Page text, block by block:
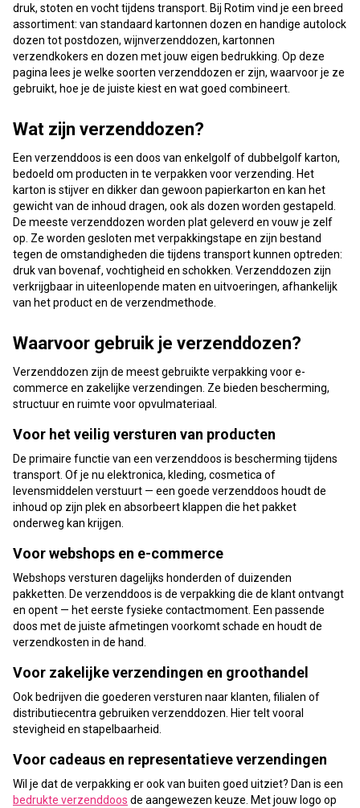
druk, stoten en vocht tijdens transport. Bij Rotim vind je een breed
assortiment: van standaard kartonnen dozen en handige autolock
dozen tot postdozen, wijnverzenddozen, kartonnen
verzendkokers en dozen met jouw eigen bedrukking. Op deze
pagina lees je welke soorten verzenddozen er zijn, waarvoor je ze
gebruikt, hoe je de juiste kiest en wat goed combineert.
Wat zijn verzenddozen?
Een verzenddoos is een doos van enkelgolf of dubbelgolf karton,
bedoeld om producten in te verpakken voor verzending. Het
karton is stijver en dikker dan gewoon papierkarton en kan het
gewicht van de inhoud dragen, ook als dozen worden gestapeld.
De meeste verzenddozen worden plat geleverd en vouw je zelf
op. Ze worden gesloten met verpakkingstape en zijn bestand
tegen de omstandigheden die tijdens transport kunnen optreden:
druk van bovenaf, vochtigheid en schokken. Verzenddozen zijn
verkrijgbaar in uiteenlopende maten en uitvoeringen, afhankelijk
van het product en de verzendmethode.
Waarvoor gebruik je verzenddozen?
Verzenddozen zijn de meest gebruikte verpakking voor e-
commerce en zakelijke verzendingen. Ze bieden bescherming,
structuur en ruimte voor opvulmateriaal.
Voor het veilig versturen van producten
De primaire functie van een verzenddoos is bescherming tijdens
transport. Of je nu elektronica, kleding, cosmetica of
levensmiddelen verstuurt — een goede verzenddoos houdt de
inhoud op zijn plek en absorbeert klappen die het pakket
onderweg kan krijgen.
Voor webshops en e-commerce
Webshops versturen dagelijks honderden of duizenden
pakketten. De verzenddoos is de verpakking die de klant ontvangt
en opent — het eerste fysieke contactmoment. Een passende
doos met de juiste afmetingen voorkomt schade en houdt de
verzendkosten in de hand.
Voor zakelijke verzendingen en groothandel
Ook bedrijven die goederen versturen naar klanten, filialen of
distributiecentra gebruiken verzenddozen. Hier telt vooral
stevigheid en stapelbaarheid.
Voor cadeaus en representatieve verzendingen
Wil je dat de verpakking er ook van buiten goed uitziet? Dan is een
bedrukte verzenddoos de aangewezen keuze. Met jouw logo op